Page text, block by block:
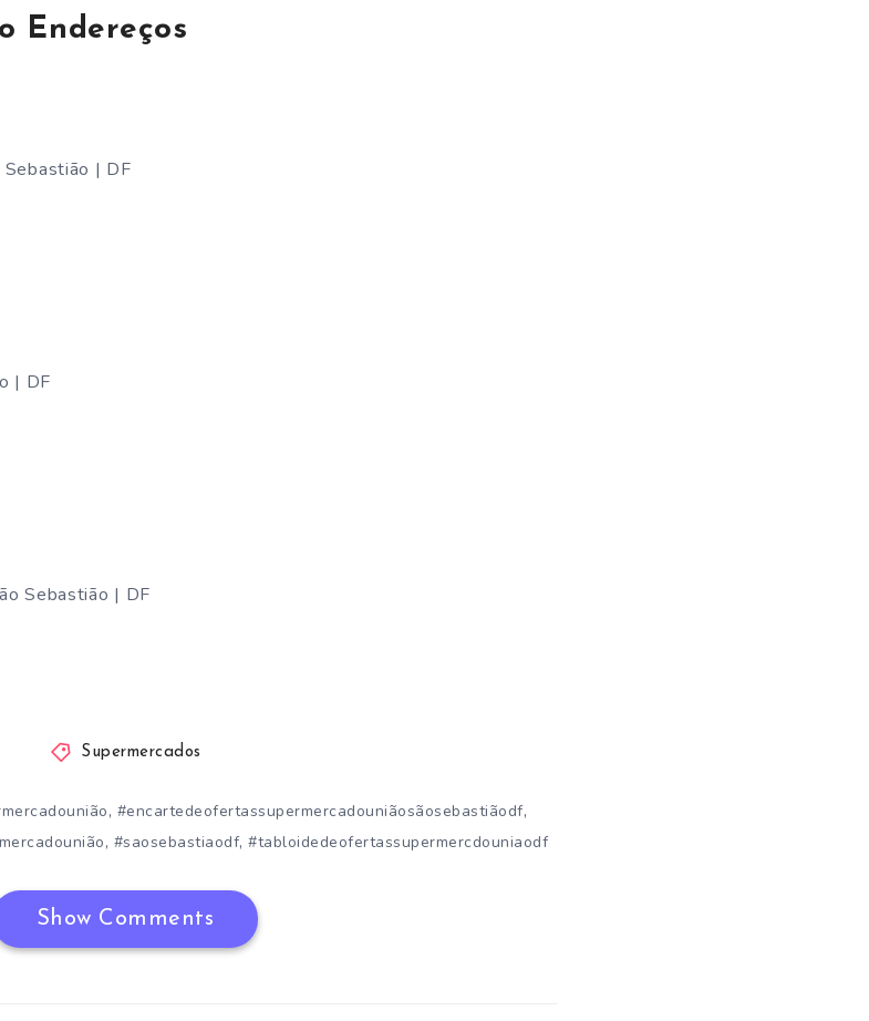
Endereços
Sebastião | DF
| DF
Sebastião | DF
Supermercados
, #encartedeofertassupermercadouniãosãosebastiãodf,
, #saosebastiaodf, #tabloidedeofertassupermercdouniaodf
Show Comments